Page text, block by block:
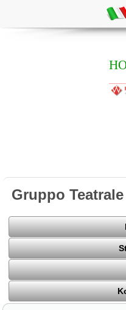
Gruppo